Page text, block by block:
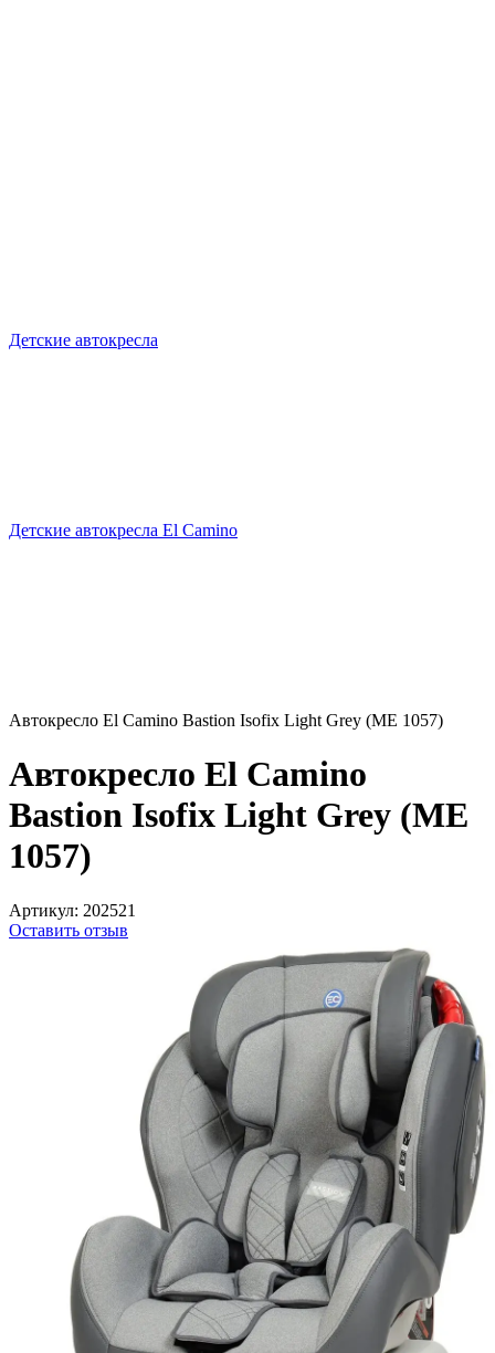
Детские автокресла
Детские автокресла El Camino
Автокресло El Camino Bastion Isofix Light Grey (ME 1057)
Автокресло El Camino
Bastion Isofix Light Grey (ME
1057)
Артикул: 202521
Оставить отзыв